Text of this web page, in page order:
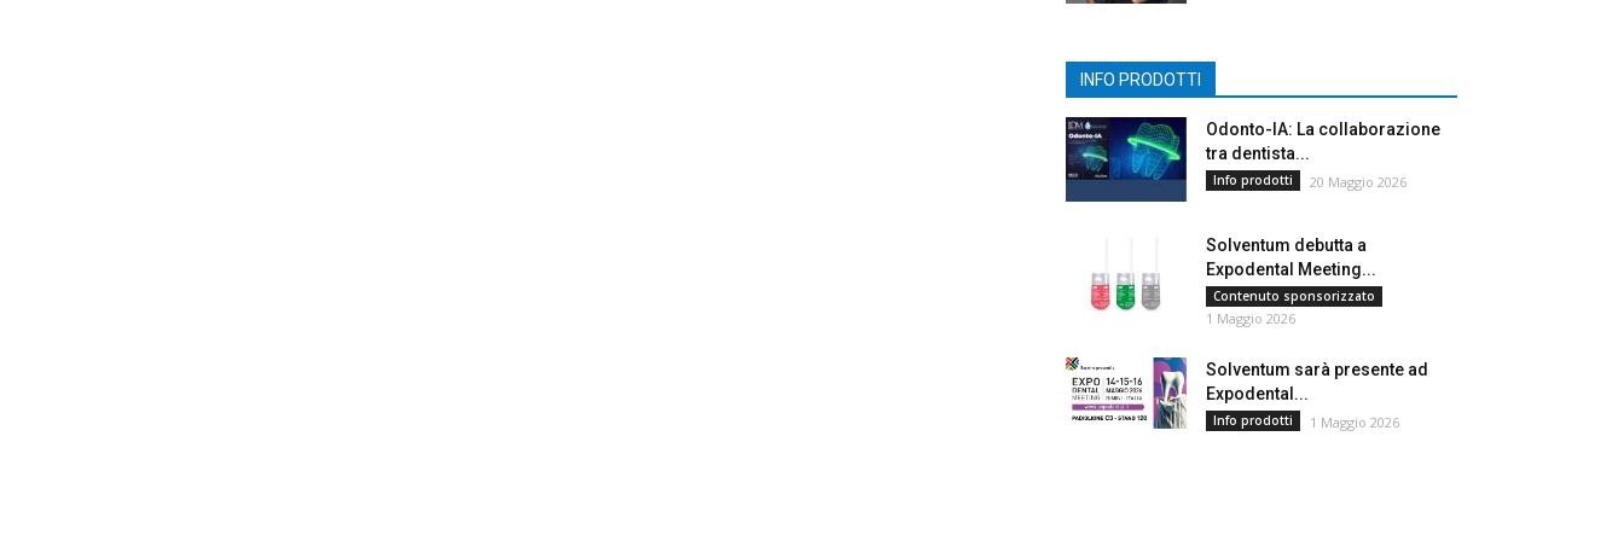
INFO PRODOTTI
Odonto-IA: La collaborazione
tra dentista...
Info prodotti 20 Maggio 2026
Solventum debutta a
Expodental Meeting...
Contenuto sponsorizzato
1 Maggio 2026
Solventum sarà presente ad
Expodental...
Info prodotti 1 Maggio 2026